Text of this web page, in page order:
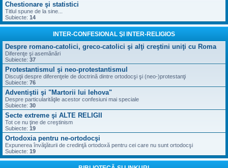
Chestionare şi statistici
Titlul spune de la sine...
Subiecte: 14
INTER-CONFESIONAL ŞI INTER-RELIGIOS
Despre romano-catolici, greco-catolici şi alţi creştini uniţi cu Roma
Diferenţe şi asemănări
Subiecte: 37
Protestantismul şi neo-protestantismul
Discuţii despre diferenţele de doctrină dintre ortodocşi şi (neo-)protestanţi
Subiecte: 76
Adventiştii şi "Martorii lui Iehova"
Despre particularităţile acestor confesiuni mai speciale
Subiecte: 30
Secte extreme şi ALTE RELIGII
Tot ce nu ţine de creştinism
Subiecte: 19
Ortodoxia pentru ne-ortodocşi
Expunerea învăţăturii de credinţă ortodoxă pentru cei care nu sunt ortodocşi
Subiecte: 19